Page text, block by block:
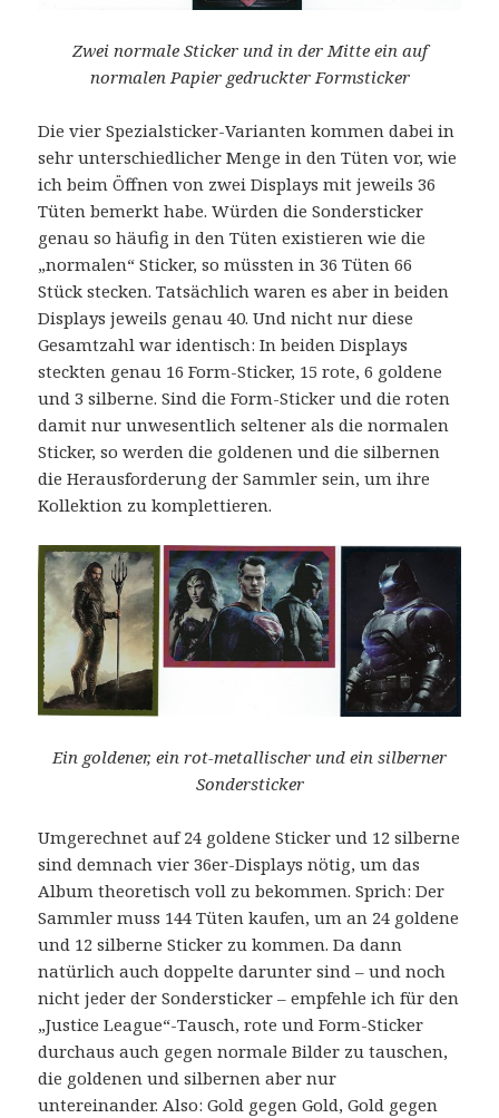
Zwei normale Sticker und in der Mitte ein auf
normalen Papier gedruckter Formsticker
Die vier Spezialsticker-Varianten kommen dabei in
sehr unterschiedlicher Menge in den Tüten vor, wie
ich beim Öffnen von zwei Displays mit jeweils 36
Tüten bemerkt habe. Würden die Sondersticker
genau so häufig in den Tüten existieren wie die
„normalen“ Sticker, so müssten in 36 Tüten 66
Stück stecken. Tatsächlich waren es aber in beiden
Displays jeweils genau 40. Und nicht nur diese
Gesamtzahl war identisch: In beiden Displays
steckten genau 16 Form-Sticker, 15 rote, 6 goldene
und 3 silberne. Sind die Form-Sticker und die roten
damit nur unwesentlich seltener als die normalen
Sticker, so werden die goldenen und die silbernen
die Herausforderung der Sammler sein, um ihre
Kollektion zu komplettieren.
Ein goldener, ein rot-metallischer und ein silberner
Sondersticker
Umgerechnet auf 24 goldene Sticker und 12 silberne
sind demnach vier 36er-Displays nötig, um das
Album theoretisch voll zu bekommen. Sprich: Der
Sammler muss 144 Tüten kaufen, um an 24 goldene
und 12 silberne Sticker zu kommen. Da dann
natürlich auch doppelte darunter sind – und noch
nicht jeder der Sondersticker – empfehle ich für den
„Justice League“-Tausch, rote und Form-Sticker
durchaus auch gegen normale Bilder zu tauschen,
die goldenen und silbernen aber nur
untereinander. Also: Gold gegen Gold, Gold gegen